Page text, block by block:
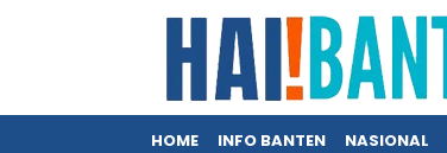
HOME INFO BANTEN NASIONAL